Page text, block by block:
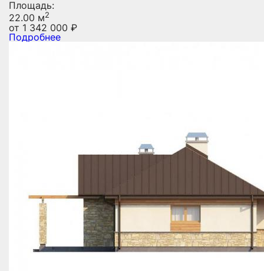
Площадь:
22.00 м2
от 1 342 000 ₽
Подробнее